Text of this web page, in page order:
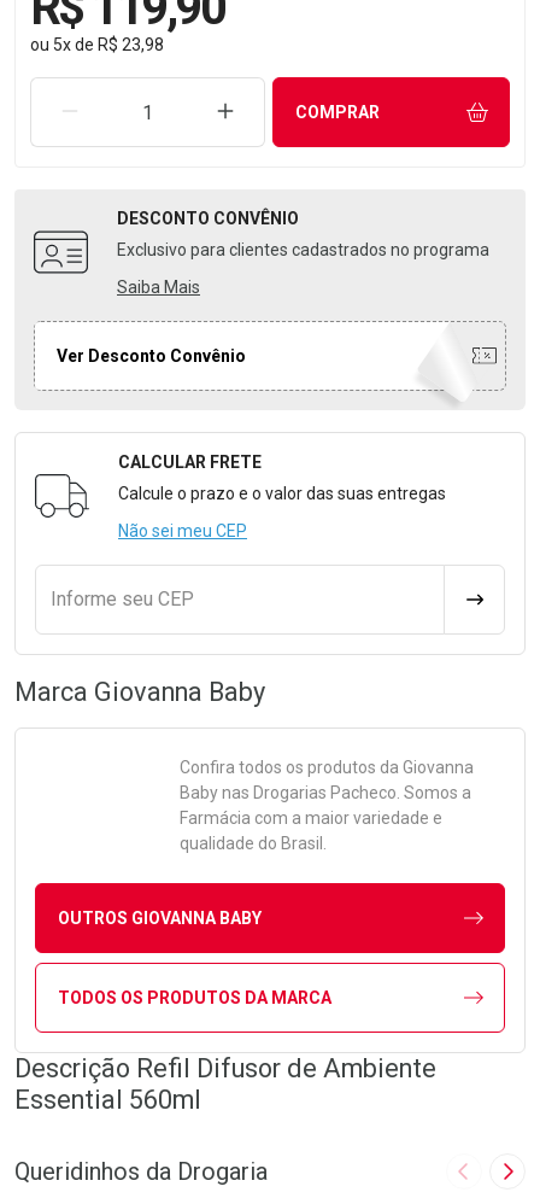
ou 5xde R$ 23,98
REMOVER UMA UNIDADEAUMENTAR UMA UNIDADE
COMPRAR
DESCONTO CONVÊNIO
Exclusivo para clientes cadastrados no programa
Saiba Mais
Ver Desconto Convênio
Formulário para Calcular o Frete
CALCULAR FRETE
Calcule o prazo e o valor das suas entregas
Não sei meu CEP
Informe seu CEP
Marca Giovanna Baby
Confira todos os produtos da Giovanna
Babynas Drogarias Pacheco. Somos a
Farmácia com a maior variedade e
qualidade do Brasil.
OUTROS GIOVANNA BABY
TODOS OS PRODUTOS DA MARCA
Descrição Refil Difusor de Ambiente
Essential 560ml
Queridinhos da Drogaria Imagem